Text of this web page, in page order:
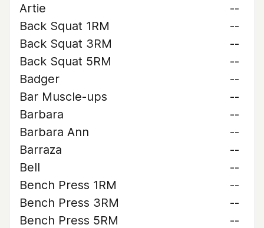
Artie
--
Back Squat 1RM
--
Back Squat 3RM
--
Back Squat 5RM
--
Badger
--
Bar Muscle-ups
--
Barbara
--
Barbara Ann
--
Barraza
--
Bell
--
Bench Press 1RM
--
Bench Press 3RM
--
Bench Press 5RM
--